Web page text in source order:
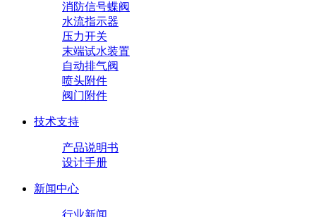
消防信号蝶阀
水流指示器
压力开关
末端试水装置
自动排气阀
喷头附件
阀门附件
技术支持
产品说明书
设计手册
新闻中心
行业新闻